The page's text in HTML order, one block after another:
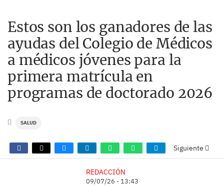
Estos son los ganadores de las
ayudas del Colegio de Médicos
a médicos jóvenes para la
primera matrícula en
programas de doctorado 2026
SALUD
Siguiente
REDACCIÓN
09/07/26 - 13:43